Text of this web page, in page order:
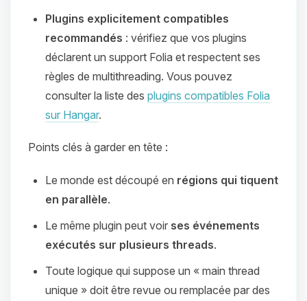
Plugins explicitement compatibles
recommandés : vérifiez que vos plugins
déclarent un support Folia et respectent ses
règles de multithreading. Vous pouvez
consulter la liste des plugins compatibles Folia
sur Hangar.
Points clés à garder en tête :
Le monde est découpé en régions qui tiquent
en parallèle.
Le même plugin peut voir ses événements
exécutés sur plusieurs threads.
Toute logique qui suppose un « main thread
unique » doit être revue ou remplacée par des